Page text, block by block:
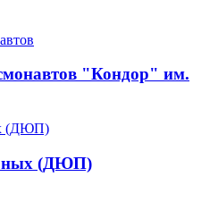
"Кондор" им.
(ДЮП)